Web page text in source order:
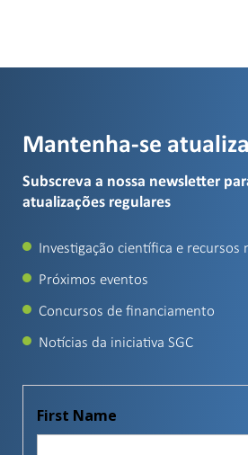
Mantenha-se
Subscreva a nossa newsletter
atualizações regulares
Investigação científica e recursos
Próximos eventos
Concursos de financiamento
Notícias da iniciativa SGC